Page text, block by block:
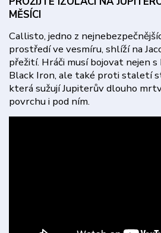
MĚSÍCI
Callisto, jedno z
prostředí ve vesmíru, shlíží na
přežití. Hráči musí bojovat nejen s
Black Iron, ale také proti staletí
která sužují Jupiterův dlouho
povrchu i pod ním.